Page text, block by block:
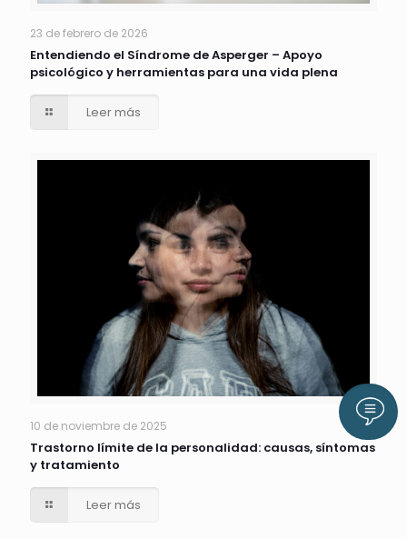
23 de febrero de 2026
Entendiendo el Síndrome de Asperger – Apoyo
psicológico y herramientas para una vida plena
Leer más
10 de noviembre de 2025
Trastorno límite de la personalidad: causas, síntomas
y tratamiento
Leer más